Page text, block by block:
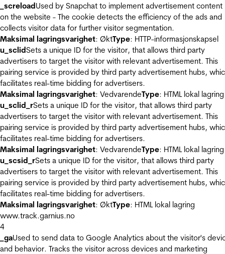
_screloadUsed by Snapchat to implement advertisement content
on the website - The cookie detects the efficiency of the ads and
collects visitor data for further visitor segmentation.
Maksimal lagringsvarighet: ØktType: HTTP-informasjonskapsel
u_sclidSets a unique ID for the visitor, that allows third party
advertisers to target the visitor with relevant advertisement. This
pairing service is provided by third party advertisement hubs,
facilitates real-time bidding for advertisers.
Maksimal lagringsvarighet: VedvarendeType: HTML lokal lagring
u_sclid_rSets a unique ID for the visitor, that allows third party
advertisers to target the visitor with relevant advertisement. This
pairing service is provided by third party advertisement hubs,
facilitates real-time bidding for advertisers.
Maksimal lagringsvarighet: VedvarendeType: HTML lokal lagring
u_scsid_rSets a unique ID for the visitor, that allows third party
advertisers to target the visitor with relevant advertisement. This
pairing service is provided by third party advertisement hubs,
facilitates real-time bidding for advertisers.
Maksimal lagringsvarighet: ØktType: HTML lokal lagring
www.track.garnius.no
4
_gaUsed to send data to Google Analytics about the visitor's
and behavior. Tracks the visitor across devices and marketing